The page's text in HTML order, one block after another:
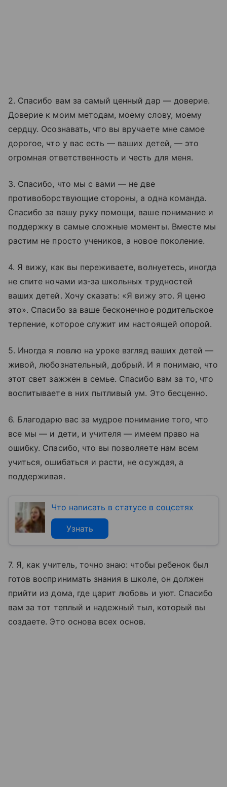
2. Спасибо вам за самый ценный дар — доверие.
Доверие к моим методам, моему слову, моему
сердцу. Осознавать, что вы вручаете мне самое
дорогое, что у вас есть — ваших детей, — это
огромная ответственность и честь для меня.
3. Спасибо, что мы с вами — не две
противоборствующие стороны, а одна команда.
Спасибо за вашу руку помощи, ваше понимание и
поддержку в самые сложные моменты. Вместе мы
растим не просто учеников, а новое поколение.
4. Я вижу, как вы переживаете, волнуетесь, иногда
не спите ночами из-за школьных трудностей
ваших детей. Хочу сказать: «Я вижу это. Я ценю
это». Спасибо за ваше бесконечное родительское
терпение, которое служит им настоящей опорой.
5. Иногда я ловлю на уроке взгляд ваших детей —
живой, любознательный, добрый. И я понимаю, что
этот свет зажжен в семье. Спасибо вам за то, что
воспитываете в них пытливый ум. Это бесценно.
6. Благодарю вас за мудрое понимание того, что
все мы — и дети, и учителя — имеем право на
ошибку. Спасибо, что вы позволяете нам всем
учиться, ошибаться и расти, не осуждая, а
поддерживая.
Что написать в статусе в соцсетях
Узнать
7. Я, как учитель, точно знаю: чтобы ребенок был
готов воспринимать знания в школе, он должен
прийти из дома, где царит любовь и уют. Спасибо
вам за тот теплый и надежный тыл, который вы
создаете. Это основа всех основ.